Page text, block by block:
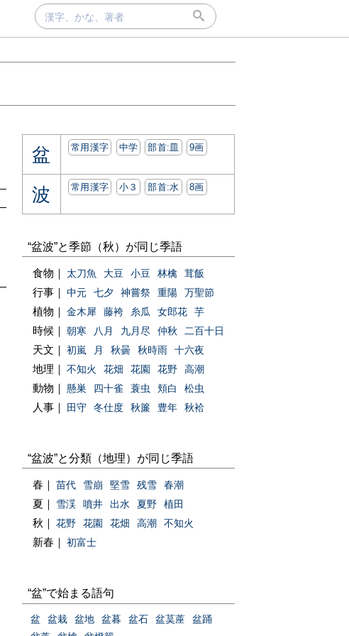
盆 常用漢字 中学 部首:⽫ 9画
波 常用漢字 小３ 部首:⽔ 8画
“盆波”と季節（秋）が同じ季語
食物｜ 太刀魚 大豆 小豆 林檎 茸飯
行事｜ 中元 七夕 神嘗祭 重陽 万聖節
植物｜ 金木犀 藤袴 糸瓜 女郎花 芋
時候｜ 朝寒 八月 九月尽 仲秋 二百十日
天文｜ 初嵐 月 秋曇 秋時雨 十六夜
地理｜ 不知火 花畑 花園 花野 高潮
動物｜ 懸巣 四十雀 蓑虫 頬白 松虫
人事｜ 田守 冬仕度 秋簾 豊年 秋袷
“盆波”と分類（地理）が同じ季語
春｜ 苗代 雪崩 堅雪 残雪 春潮
夏｜ 雪渓 噴井 出水 夏野 植田
秋｜ 花野 花園 花畑 高潮 不知火
新春｜ 初富士
“盆”で始まる語句
盆 盆栽 盆地 盆暮 盆石 盆茣蓙
盆踊